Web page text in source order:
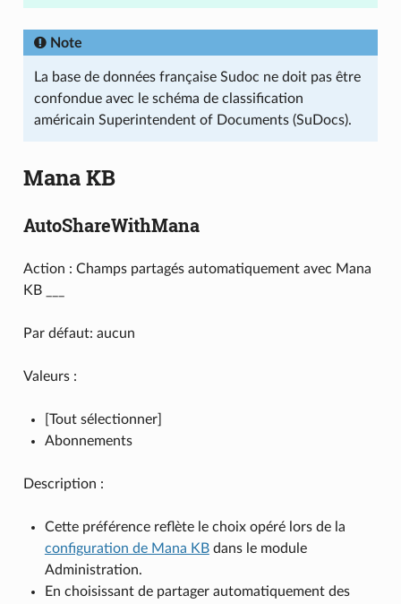
Note
La base de données française Sudoc ne doit pas être
confondue avec le schéma de classification
américain Superintendent of Documents (SuDocs).
Mana KB
AutoShareWithMana
Action : Champs partagés automatiquement avec Mana
KB ___
Par défaut: aucun
Valeurs :
[Tout sélectionner]
Abonnements
Description :
Cette préférence reflète le choix opéré lors de la
configuration de Mana KBdans le module
Administration.
En choisissant de partager automatiquement des